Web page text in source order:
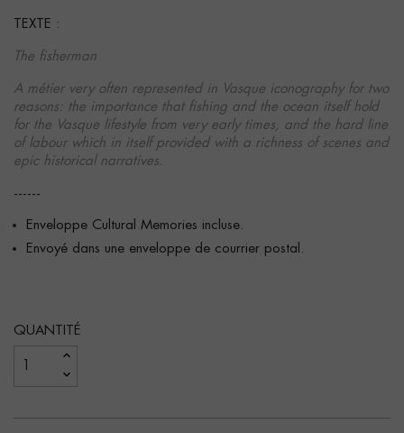
TEXTE :
The fisherman
A métier very often represented in Vasque iconography for two
reasons: the importance that fishing and the ocean itself hold
for the Vasque lifestyle from very early times, and the hard line
of labour which in itself provided with a richness of scenes and
epic historical narratives.
------
Enveloppe Cultural Memories incluse.
Envoyé dans une enveloppe de courrier postal.
QUANTITÉ